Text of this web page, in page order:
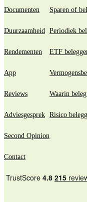
Documenten
Duurzaamheid
Rendementen
App
Reviews
Adviesgesprek
Second Opinion
Contact
Sparen of
Periodiek
ETF
Waarin
Risico